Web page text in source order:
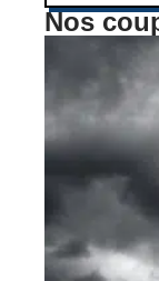
Nos